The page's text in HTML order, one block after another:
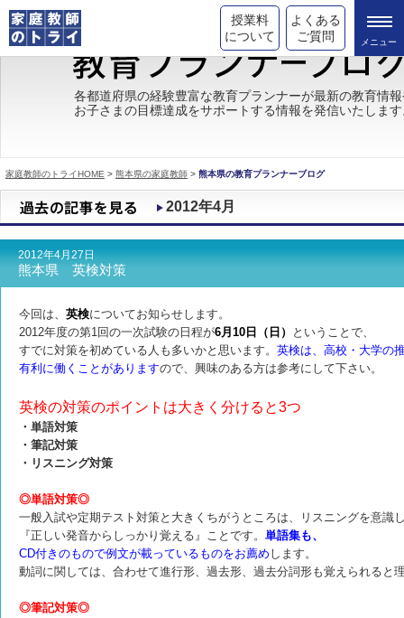
授業料
について
よくある
ご質問
トライの教育理念
成績が上がる理由
都道府県別情報
合格体験談
キャンペーン情報
各都道府県の経験豊富な教育プランナーが最新の教育情
お子さまの目標達成をサポートする情報を発信いたしま
家庭教師のトライHOME > 熊本県の家庭教師 > 熊本県の教育プランナーブログ
2012年4月
2012年4月27日
熊本県 英検対策
今回は、 英検についてお知らせします。
2012年度の第1回の一次試験の日程が6月10日（日）
ということで、
すでに対策を初めている人も多いかと思います。 英検は、 高校・大学の
有利に働くことがありますので、興味のある方は参考にして下さい。
英検の対策のポイントは大きく分けると3つ
・単語対策
・筆記対策
・リスニング対策
◎単語対策◎
一般入試や定期テスト対策と大きくちがうところは、リスニングを意識
『正しい発音からしっかり覚える』ことです。 単語集も、
CD付きのもので例文が載っているものをお薦め します。
動詞に関しては、合わせて進行形、過去形、過去分詞形も覚えられると
◎筆記対策◎